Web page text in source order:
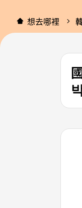
想去哪裡